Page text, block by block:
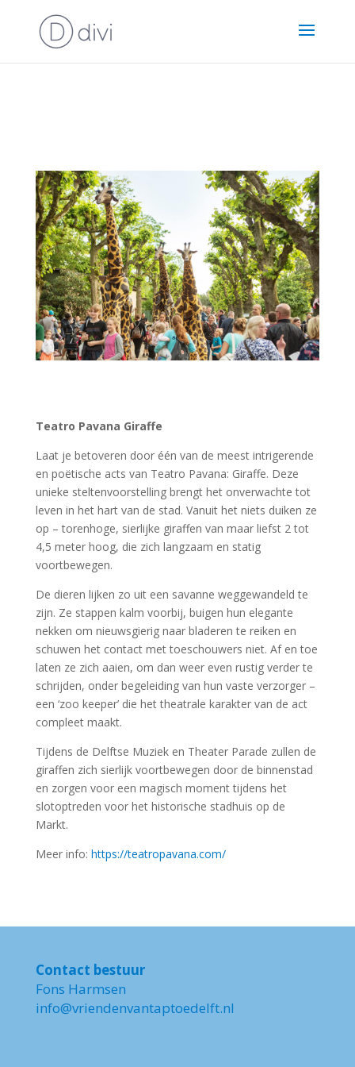
Teatro Pavana Giraffe
Laat je betoveren door één van de meest intrigerende
en poëtische acts van Teatro Pavana: Giraffe. Deze
unieke steltenvoorstelling brengt het onverwachte tot
leven in het hart van de stad. Vanuit het niets duiken ze
op – torenhoge, sierlijke giraffen van maar liefst 2 tot
4,5 meter hoog, die zich langzaam en statig
voortbewegen.
De dieren lijken zo uit een savanne weggewandeld te
zijn. Ze stappen kalm voorbij, buigen hun elegante
nekken om nieuwsgierig naar bladeren te reiken en
schuwen het contact met toeschouwers niet. Af en toe
laten ze zich aaien, om dan weer even rustig verder te
schrijden, onder begeleiding van hun vaste verzorger –
een ‘zoo keeper’ die het theatrale karakter van de act
compleet maakt.
Tijdens de Delftse Muziek en Theater Parade zullen de
giraffen zich sierlijk voortbewegen door de binnenstad
en zorgen voor een magisch moment tijdens het
slotoptreden voor het historische stadhuis op de
Markt.
Meer info: https://teatropavana.com/
Contact bestuur
Fons Harmsen
info@vriendenvantaptoedelft.nl